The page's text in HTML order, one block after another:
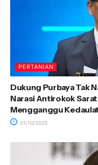
PERTANIAN
Dukung Purbaya Tak
Narasi Antirokok
Mengganggu
01/10/2025